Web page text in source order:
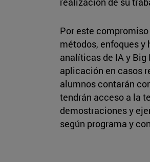
Por este
métodos, enfoques
analíticas de IA y
aplicación en casos
alumnos contarán
tendrán acceso a la
demostraciones y
según programa y